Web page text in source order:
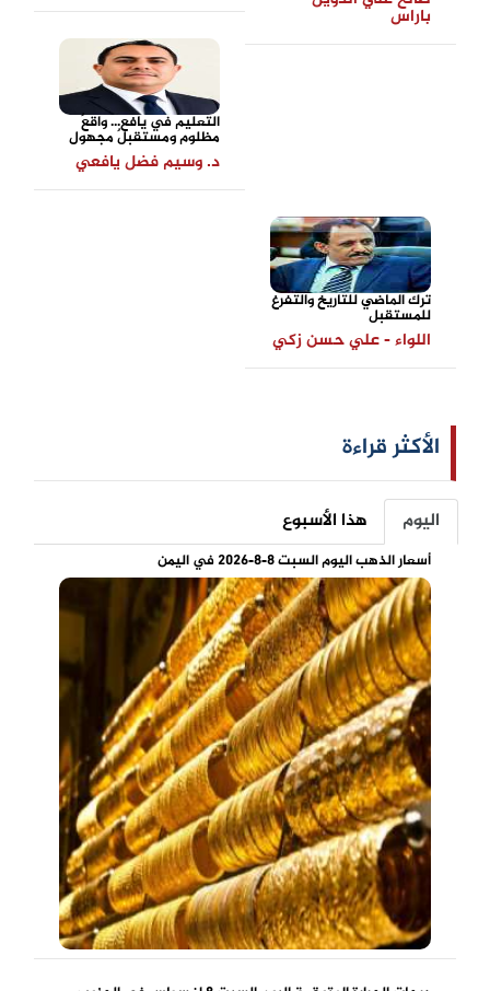
باراس
التعليم في يافع... واقعٌ
مظلوم ومستقبلٌ مجهول
د. وسيم فضل يافعي
ترك الماضي للتاريخ والتفرغ
للمستقبل
اللواء - علي حسن زكي
الأكثر قراءة
اليوم هذا الأسبوع
أسعار الذهب اليوم السبت 8-8-2026 في اليمن